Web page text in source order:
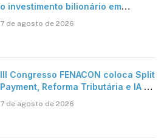
o investimento bilionário em
verdadeira era da inteligência
7 de agosto de 2026
III Congresso FENACON coloca Split
Payment, Reforma Tributária e IA no
7 de agosto de 2026